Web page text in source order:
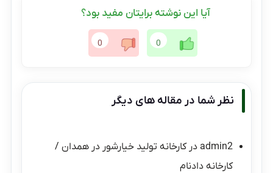
آیا این نوشته برایتان مفید بود؟
0
0
نظر شما در مقاله های دیگر
admin2 درکارخانه تولید خیارشور در همدان /
کارخانه دادنام